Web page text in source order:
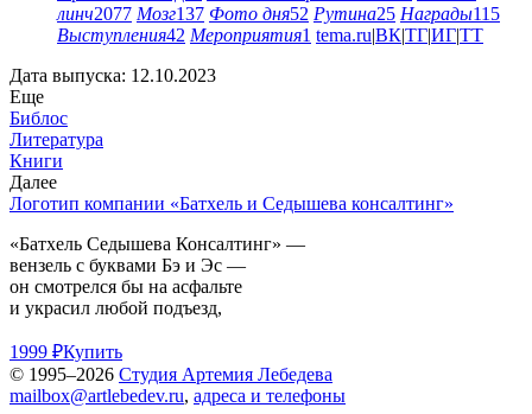
линч2077 Мозг137 Фото дня52 Рутина25 Награды115
Выступления42 Мероприятия1 tema.ru|ВК|ТГ|ИГ|ТТ
Дата выпуска: 12.10.2023
Еще
Библос
Литература
Книги
Далее
Логотип компании «Батхель и Седышева консалтинг»
«Батхель Седышева Консалтинг» —
вензель с буквами Бэ и Эс —
он смотрелся бы на асфальте
и украсил любой подъезд,
1999 ₽Купить
© 1995–2026 Студия Артемия Лебедева
mailbox@artlebedev.ru, адреса и телефоны